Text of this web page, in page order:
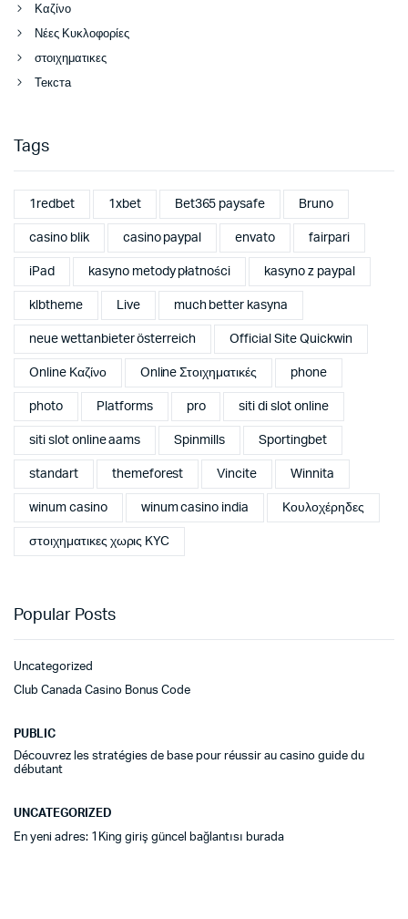
Καζίνο
Νέες Κυκλοφορίες
στοιχηματικες
Текста
Tags
1redbet 1xbet Bet365 paysafe Bruno
casino blik casino paypal envato fairpari
iPad kasyno metody płatności kasyno z paypal
klbtheme Live much better kasyna
neue wettanbieter österreich Official Site Quickwin
Online Καζίνο Online Στοιχηματικές phone
photo Platforms pro siti di slot online
siti slot online aams Spinmills Sportingbet
standart themeforest Vincite Winnita
winum casino winum casino india Κουλοχέρηδες
στοιχηματικες χωρις KYC
Popular Posts
Uncategorized
Club Canada Casino Bonus Code
PUBLIC
Découvrez les stratégies de base pour réussir au casino guide du
débutant
UNCATEGORIZED
En yeni adres: 1King giriş güncel bağlantısı burada